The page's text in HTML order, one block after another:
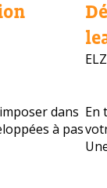
dans
à pas
En
d'aide